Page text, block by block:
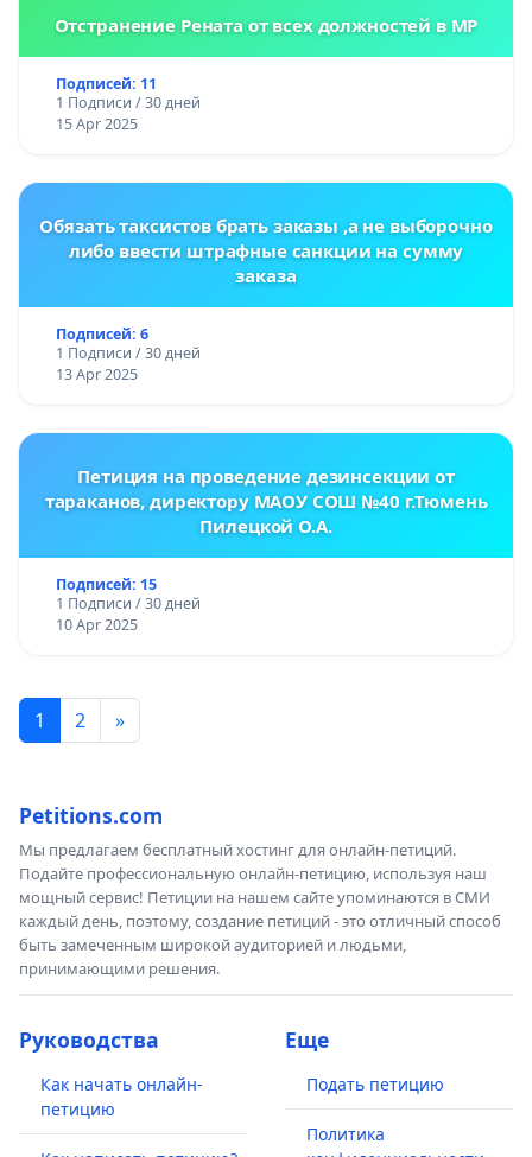
Отстранение Рената от всех должностей в МР
Подписей: 11
1 Подписи / 30 дней
15 Apr 2025
Обязать таксистов брать заказы ,а не выборочно
либо ввести штрафные санкции на сумму
заказа
Подписей: 6
1 Подписи / 30 дней
13 Apr 2025
Петиция на проведение дезинсекции от
тараканов, директору МАОУ СОШ №40 г.Тюмень
Пилецкой О.А.
Подписей: 15
1 Подписи / 30 дней
10 Apr 2025
1 2 »
Petitions.com
Мы предлагаем бесплатный хостинг для онлайн-петиций.
Подайте профессиональную онлайн-петицию, используя наш
мощный сервис! Петиции на нашем сайте упоминаются в СМИ
каждый день, поэтому, создание петиций - это отличный способ
быть замеченным широкой аудиторией и людьми,
принимающими решения.
Руководства
Как начать онлайн-
петицию
Еще
Подать петицию
Политика